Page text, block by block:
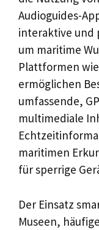
Audioguides-
interaktive und
um maritime
Plattformen
ermöglichen
umfassende,
multimediale
maritimen
für sperrige
Der Einsatz
Museen,